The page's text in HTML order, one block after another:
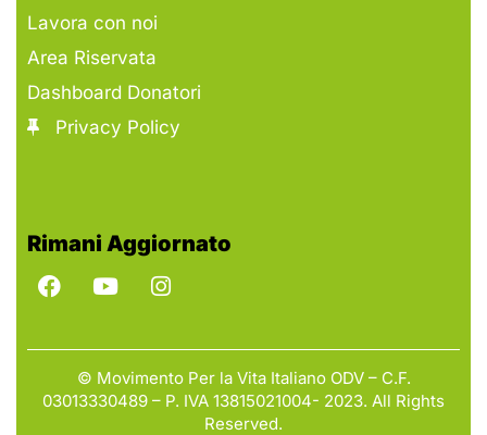
Lavora con noi
Area Riservata
Dashboard Donatori
Privacy Policy
Rimani Aggiornato
© Movimento Per la Vita Italiano ODV – C.F.
03013330489 – P. IVA 13815021004- 2023. All Rights
Reserved.